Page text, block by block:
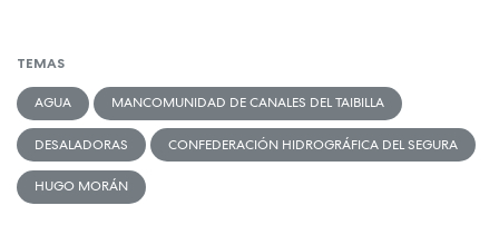
TEMAS
AGUA MANCOMUNIDAD DE CANALES DEL TAIBILLA
DESALADORAS CONFEDERACIÓN HIDROGRÁFICA DEL SEGURA
HUGO MORÁN